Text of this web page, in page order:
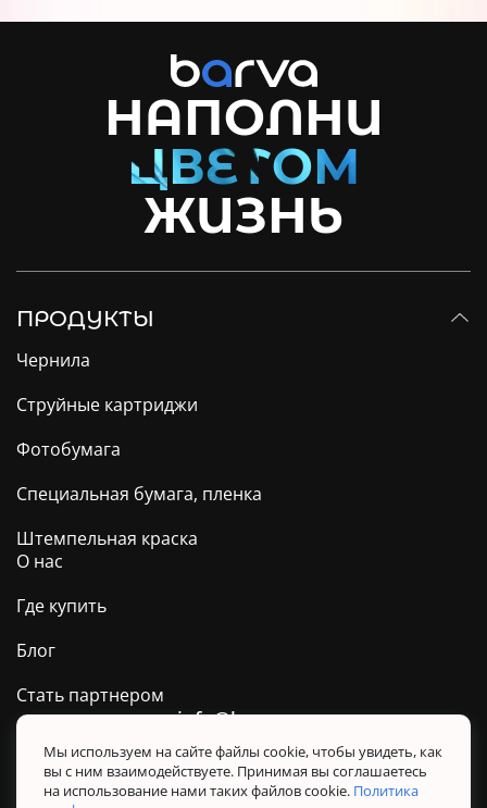
НАПОЛНИ
ЖИЗНЬ
ПРОДУКТЫ
Чернила
Струйные картриджи
Фотобумага
Специальная бумага, пленка
Штемпельная краска
О нас
Где купить
Блог
Стать партнером
0 800 509 278
Техподдержка ТМ BARVA
Политика конфиденциальности
info@barva.ua
Мы используем на сайте файлы cookie, чтобы увидеть, как
вы с ним взаимодействуете. Принимая вы соглашаетесь
на использование нами таких файлов cookie. Политика